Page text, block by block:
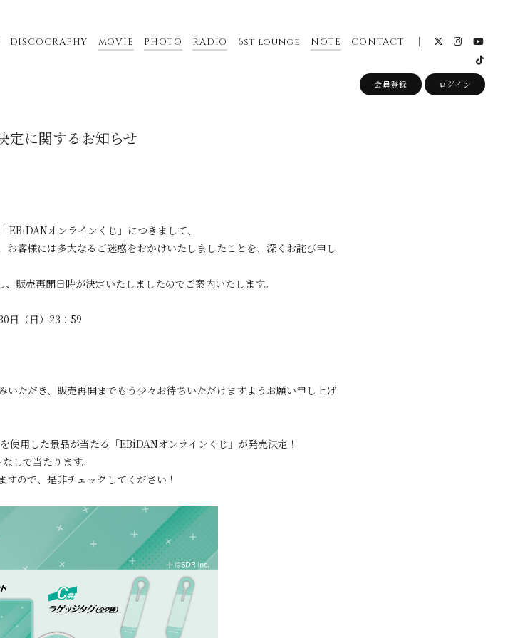
DISCOGRAPHY MOVIE PHOTO RADIO 6st lounge NOTE CONTACT
会員登録 ログイン
定に関するお知らせ
EBiDANオンラインくじ」につきまして、
客様には多大なるご迷惑をおかけいたしましたことを、深くお詫び申し
販売再開日時が決定いたしましたのでご案内いたします。
日（日）23：59
ただき、販売再開までもう少々お待ちいただけますようお願い申し上げ
用した景品が当たる「EBiDANオンラインくじ」が発売決定！
しで当たります。
ので、是非チェックしてください！